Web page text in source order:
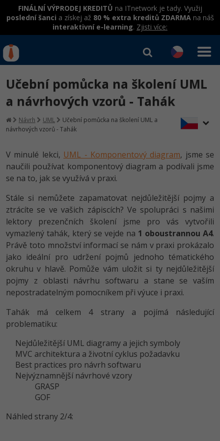
FINÁLNÍ VÝPRODEJ KREDITŮ na ITnetwork je tady. Využij
poslední šanci a získej až 80 % extra kreditů ZDARMAna náš
interaktivní e-learning. Zjisti více:
Rekvalifikace a kurzy
hrazené úřadem práce
Workshopy zdarma
Datová analýza v praxi
Školení
Základy programování
Objektové programování - OOP
Umělá inteligence
HTML5, CSS3, Bootstrap, SEO
SQL a databáze
Testování a verzování
UML a návrhové vzory
Spring
ASP.NET MVC
Django
Best practices
Školení dle technologií
C# .NET
JavaScript
Python
HTML / CSS
MySQL/MariaDB
MS-SQL
IT e-learning
Kurzy IT profesí
Junior programátor
Programátor WWW aplikací
Senior programátor
Front-end developer
Vývojář mobilních aplikací
Specialista na AI a bigdata
C# Game developer
Webdesigner
Systémový administrátor
Grafik / UX/UI návrhář
3D grafik
Projektový manažer
Jak začít?
Java -80%
C#.NET -80%
Python -80%
JavaScript -80%
PHP -80%
C++ -80%
Swift -80%
Kotlin -80%
C -80%
VB.NET
SQL
Přihlásit se | Registrovat
Učební pomůcka na školení UML
a návrhových vzorů - Tahák
Návrh UML
Učební pomůcka na školení UML a
návrhových vzorů - Tahák
V minulé lekci, UML - Komponentový diagram, jsme se
naučili používat komponentový diagram a podívali jsme
se na to, jak se využívá v praxi.
Stále si nemůžete zapamatovat nejdůležitější pojmy a
ztrácíte se ve vašich zápiscích? Ve spolupráci s našimi
lektory prezenčních školení jsme pro vás vytvořili
vymazlený tahák, který se vejde na 1 oboustrannou A4.
Právě toto množství informací se nám v praxi prokázalo
jako ideální pro udržení pojmů jednoho tématického
okruhu v hlavě. Pomůže vám uložit si ty nejdůležitější
pojmy z oblasti návrhu softwaru a stane se vaším
nepostradatelným pomocníkem při výuce i praxi.
Tahák má celkem 4 strany a pojímá následující
problematiku:
Nejdůležitější UML diagramy a jejich symboly
MVC architektura a životní cyklus požadavku
Best practices pro návrh softwaru
Nejvýznamnější návrhové vzory
GRASP
GOF
Náhled strany 2/4: